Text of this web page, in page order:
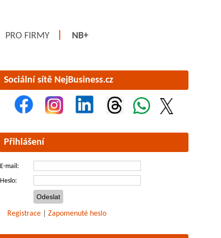
PRO FIRMY NB+
Sociální sítě NejBusiness.cz
Přihlášení
E-mail:
Heslo:
Registrace Zapomenuté heslo